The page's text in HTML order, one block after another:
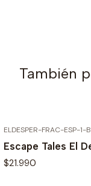
También
ELDESPER-FRAC-ESP-1-
Escape Tales El
$21.990